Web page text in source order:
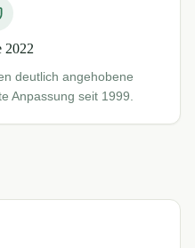
2022
deutlich angehobene
Anpassung seit 1999.